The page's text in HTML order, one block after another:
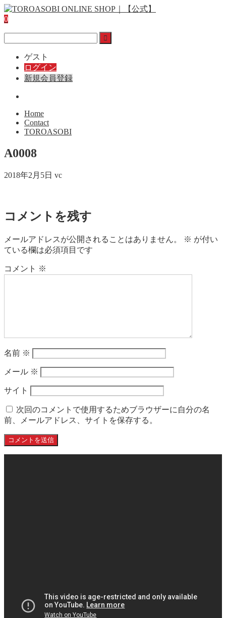
0
ゲスト
ログイン
新規会員登録
Home
Contact
TOROASOBI
A0008
2018年2月5日 vc
コメントを残す
メールアドレスが公開されることはありません。 ※ が付い
ている欄は必須項目です
コメント ※
名前 ※
メール ※
サイト
次回のコメントで使用するためブラウザーに自分の名
前、メールアドレス、サイトを保存する。